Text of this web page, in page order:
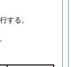
する。